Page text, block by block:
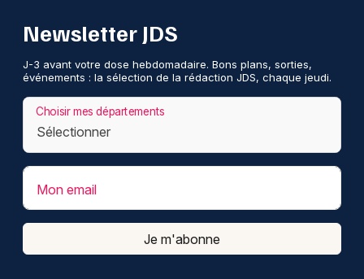
Newsletter JDS
J-3 avant votre dose hebdomadaire. Bons plans, sorties,
événements : la sélection de la rédaction JDS, chaque jeudi.
Choisir mes départements
Mon email
Je m'abonne